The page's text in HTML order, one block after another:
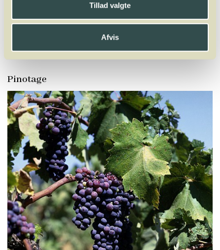
Tillad valgte
Afvis
A B C D E F G H I J K L M N O P Q R S T U V W X
Pinotage